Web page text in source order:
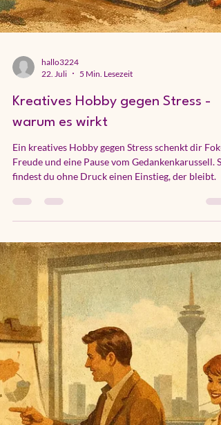
hallo3224
22. Juli
5 Min. Lesezeit
Kreatives Hobby gegen Stress -
warum es wirkt
Ein kreatives Hobby gegen Stress schenkt dir
Freude und eine Pause vom Gedankenkarussell. So
findest du ohne Druck einen Einstieg, der bleibt.